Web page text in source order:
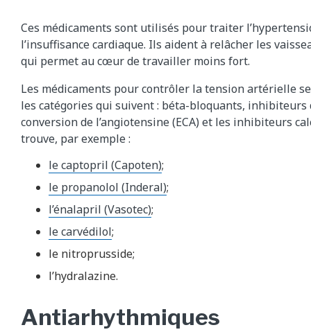
Ces médicaments sont utilisés pour traiter
l’insuffisance cardiaque. Ils aident à relâcher les
qui permet au cœur de travailler moins fort.
Les médicaments pour contrôler la tension artérielle
les catégories qui suivent : béta-bloquants, inhibiteurs
conversion de l’angiotensine (ECA) et les inhibiteurs
trouve, par exemple :
le captopril (Capoten);
le propanolol (Inderal);
l’énalapril (Vasotec);
le carvédilol;
le nitroprusside;
l’hydralazine.
Antiarhythmiques